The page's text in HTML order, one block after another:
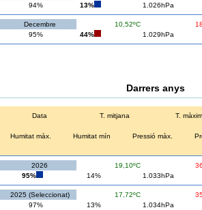
94%
13% 1.026hPa
Decembre 10,52ºC
95%
44% 1.029hPa
Darrers anys
Data T. mitjana T.
Humitat màx. Humitat mín Pressió màx.
2026 19,10ºC
95%
14% 1.033hPa
2025 (Seleccionat) 17,72ºC
97%
13% 1.034hPa